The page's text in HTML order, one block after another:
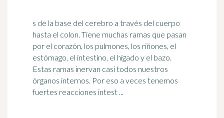
s de la base del cerebro a través del cuerpo
hasta el colon. Tiene muchas ramas que pasan
por el corazón, los pulmones, los riñones, el
estómago, el intestino, el hígado y el bazo.
Estas ramas inervan casi todos nuestros
órganos internos. Por eso a veces tenemos
fuertes reacciones intest ...